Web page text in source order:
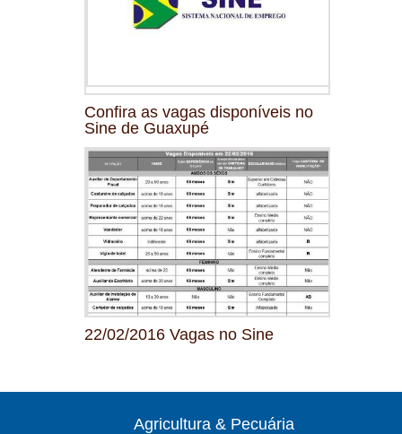
Confira as vagas disponíveis no
Sine de Guaxupé
22/02/2016 Vagas no Sine
Agricultura & Pecuária